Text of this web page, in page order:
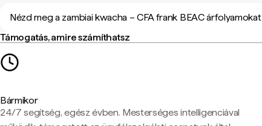
Nézd meg a zambiai kwacha – CFA frank BEAC árfolyamokat
Támogatás, amire számíthatsz
Bármikor
24/7 segítség, egész évben. Mesterséges intelligenciával